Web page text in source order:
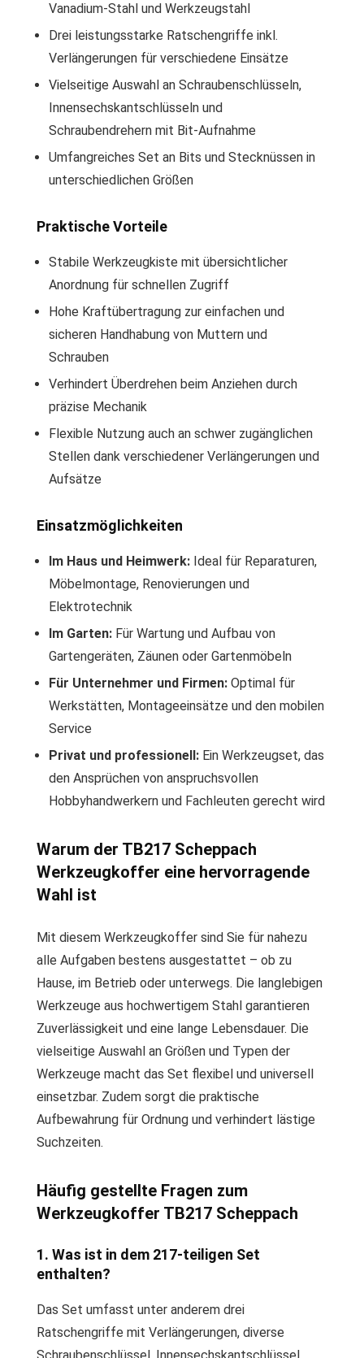
Vanadium-Stahl und Werkzeugstahl
Drei leistungsstarke Ratschengriffe inkl.
Verlängerungen für verschiedene Einsätze
Vielseitige Auswahl an Schraubenschlüsseln,
Innensechskantschlüsseln und
Schraubendrehern mit Bit-Aufnahme
Umfangreiches Set an Bits und Stecknüssen in
unterschiedlichen Größen
Praktische Vorteile
Stabile Werkzeugkiste mit übersichtlicher
Anordnung für schnellen Zugriff
Hohe Kraftübertragung zur einfachen und
sicheren Handhabung von Muttern und
Schrauben
Verhindert Überdrehen beim Anziehen durch
präzise Mechanik
Flexible Nutzung auch an schwer zugänglichen
Stellen dank verschiedener Verlängerungen und
Aufsätze
Einsatzmöglichkeiten
Im Haus und Heimwerk: Ideal für Reparaturen,
Möbelmontage, Renovierungen und
Elektrotechnik
Im Garten: Für Wartung und Aufbau von
Gartengeräten, Zäunen oder Gartenmöbeln
Für Unternehmer und Firmen: Optimal für
Werkstätten, Montageeinsätze und den mobilen
Service
Privat und professionell: Ein Werkzeugset, das
den Ansprüchen von anspruchsvollen
Hobbyhandwerkern und Fachleuten gerecht wird
Warum der TB217 Scheppach
Werkzeugkoffer eine hervorragende
Wahl ist
Mit diesem Werkzeugkoffer sind Sie für nahezu
alle Aufgaben bestens ausgestattet – ob zu
Hause, im Betrieb oder unterwegs. Die langlebigen
Werkzeuge aus hochwertigem Stahl garantieren
Zuverlässigkeit und eine lange Lebensdauer. Die
vielseitige Auswahl an Größen und Typen der
Werkzeuge macht das Set flexibel und universell
einsetzbar. Zudem sorgt die praktische
Aufbewahrung für Ordnung und verhindert lästige
Suchzeiten.
Häufig gestellte Fragen zum
Werkzeugkoffer TB217 Scheppach
1. Was ist in dem 217-teiligen Set
enthalten?
Das Set umfasst unter anderem drei
Ratschengriffe mit Verlängerungen, diverse